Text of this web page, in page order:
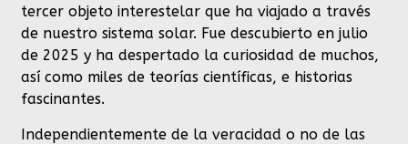
tercer objeto interestelar que ha viajado a través
de nuestro sistema solar. Fue descubierto en julio
de 2025 y ha despertado la curiosidad de muchos,
así como miles de teorías científicas, e historias
fascinantes.
Independientemente de la veracidad o no de las